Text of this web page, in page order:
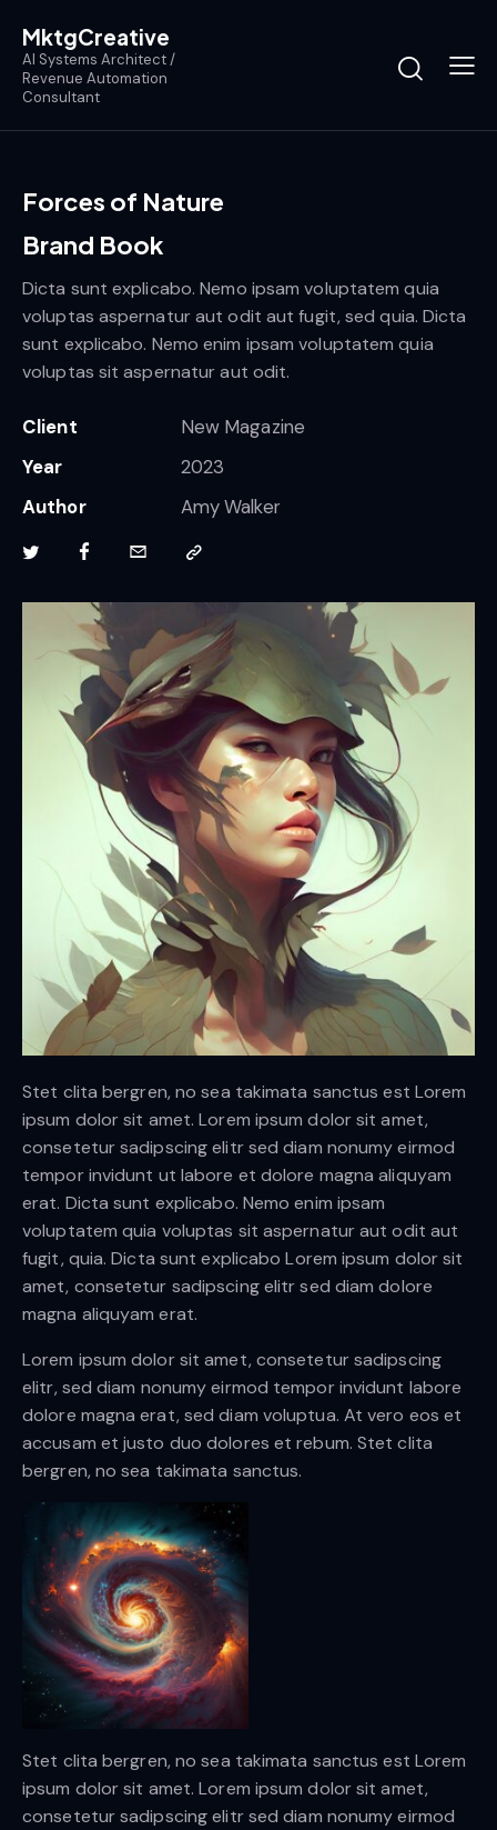
MktgCreative
AI Systems Architect /
Revenue Automation
Consultant
Forces of Nature
Brand Book
Dicta sunt explicabo. Nemo ipsam voluptatem quia
voluptas aspernatur aut odit aut fugit, sed quia. Dicta
sunt explicabo. Nemo enim ipsam voluptatem quia
voluptas sit aspernatur aut odit.
Client
New Magazine
Year
2023
Author
Amy Walker
Stet clita bergren, no sea takimata sanctus est Lorem
ipsum dolor sit amet. Lorem ipsum dolor sit amet,
consetetur sadipscing elitr sed diam nonumy eirmod
tempor invidunt ut labore et dolore magna aliquyam
erat. Dicta sunt explicabo. Nemo enim ipsam
voluptatem quia voluptas sit aspernatur aut odit aut
fugit, quia. Dicta sunt explicabo Lorem ipsum dolor sit
amet, consetetur sadipscing elitr sed diam dolore
magna aliquyam erat.
Lorem ipsum dolor sit amet, consetetur sadipscing
elitr, sed diam nonumy eirmod tempor invidunt labore
dolore magna erat, sed diam voluptua. At vero eos et
accusam et justo duo dolores et rebum. Stet clita
bergren, no sea takimata sanctus.
Stet clita bergren, no sea takimata sanctus est Lorem
ipsum dolor sit amet. Lorem ipsum dolor sit amet,
consetetur sadipscing elitr sed diam nonumy eirmod